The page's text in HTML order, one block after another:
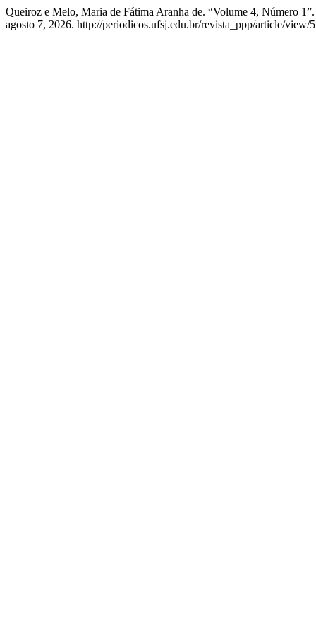
Queiroz e Melo, Maria de Fátima Aranha de. “Volume 4, Número
agosto 7, 2026. http://periodicos.ufsj.edu.br/revista_ppp/article/view/